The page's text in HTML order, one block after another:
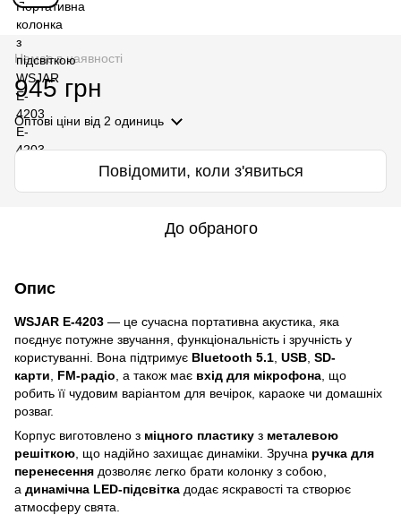
Немає в наявності
945 грн
Оптові ціни від 2 одиниць
Повідомити, коли з'явиться
До обраного
Опис
WSJAR E-4203 — це сучасна портативна акустика, яка
поєднує потужне звучання, функціональність і зручність у
користуванні. Вона підтримує Bluetooth 5.1 USB SD-
карти
FM-радіо , а також має вхід для мікрофона , що
робить її чудовим варіантом для вечірок, караоке чи домашніх
розваг.
Корпус виготовлено з міцного пластику з металевою
решіткою , що надійно захищає динаміки. Зручна ручка для
перенесення дозволяє легко брати колонку з собою,
а динамічна LED-підсвітка додає яскравості та створює
атмосферу свята.